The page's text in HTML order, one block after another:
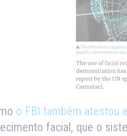
o FBI também atestou
facial, que o